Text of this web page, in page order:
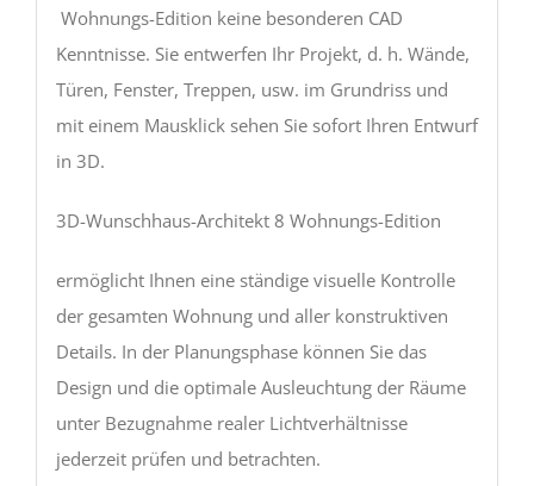
Wohnungs-Edition keine besonderen CAD
Kenntnisse. Sie entwerfen Ihr Projekt, d. h. Wände,
Türen, Fenster, Treppen, usw. im Grundriss und
mit einem Mausklick sehen Sie sofort Ihren Entwurf
in 3D.
3D-Wunschhaus-Architekt 8 Wohnungs-Edition
ermöglicht Ihnen eine ständige visuelle Kontrolle
der gesamten Wohnung und aller konstruktiven
Details. In der Planungsphase können Sie das
Design und die optimale Ausleuchtung der Räume
unter Bezugnahme realer Lichtverhältnisse
jederzeit prüfen und betrachten.